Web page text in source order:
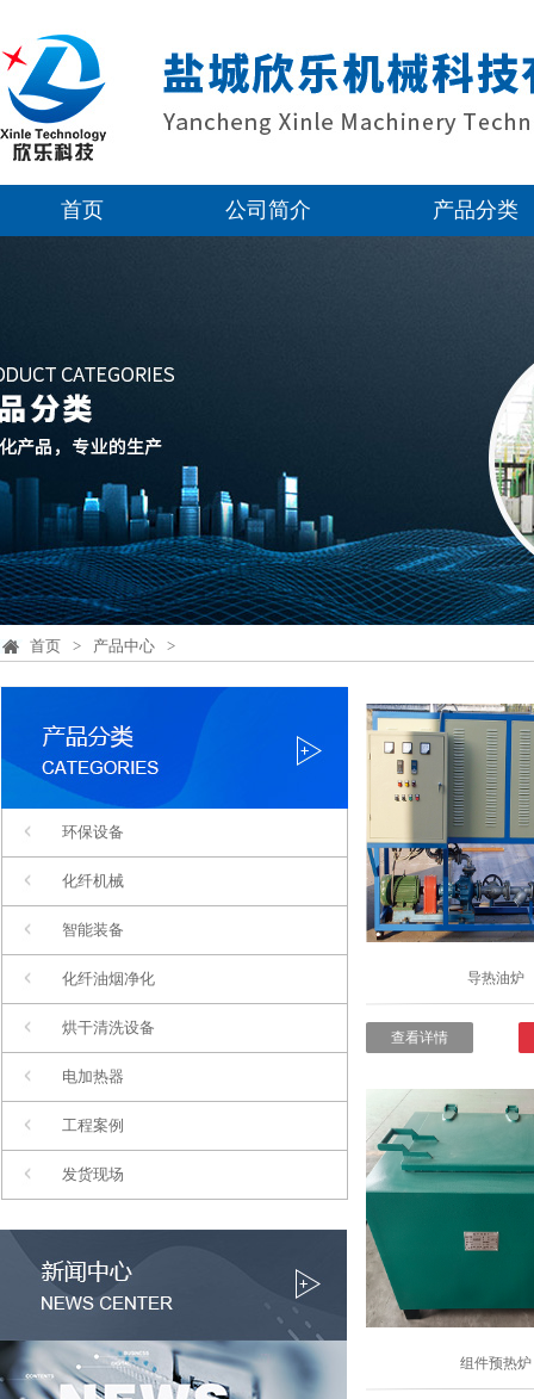
首页 公司简介 产品分类
首页 > 产品中心 >
环保设备
化纤机械
智能装备
化纤油烟净化
烘干清洗设备
电加热器
工程案例
发货现场
导热油炉
查看详情
组件预热炉